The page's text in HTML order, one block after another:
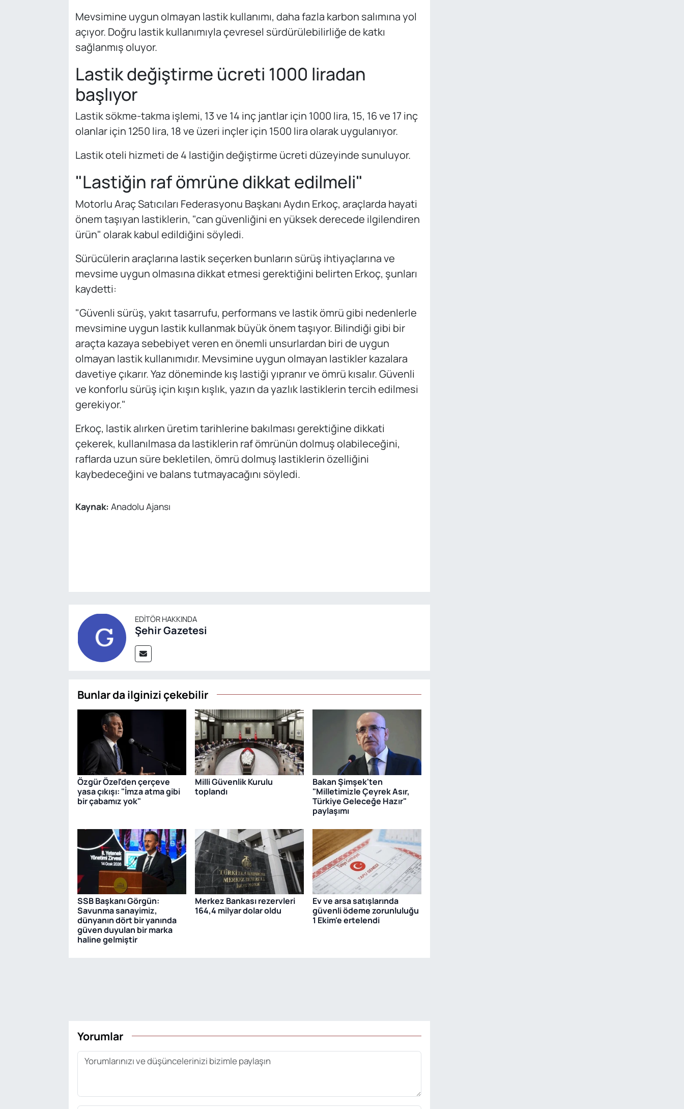
Mevsimine uygun olmayan lastik kullanımı, daha fazla karbon salımına yol
açıyor. Doğru lastik kullanımıyla çevresel sürdürülebilirliğe de katkı
sağlanmış oluyor.
Lastik değiştirme ücreti 1000 liradan
başlıyor
Lastik sökme-takma işlemi, 13 ve 14 inç jantlar için 1000 lira, 15, 16 ve 17 inç
olanlar için 1250 lira, 18 ve üzeri inçler için 1500 lira olarak uygulanıyor.
Lastik oteli hizmeti de 4 lastiğin değiştirme ücreti düzeyinde sunuluyor.
"Lastiğin raf ömrüne dikkat edilmeli"
Motorlu Araç Satıcıları Federasyonu Başkanı Aydın Erkoç, araçlarda hayati
önem taşıyan lastiklerin, "can güvenliğini en yüksek derecede ilgilendiren
ürün" olarak kabul edildiğini söyledi.
Sürücülerin araçlarına lastik seçerken bunların sürüş ihtiyaçlarına ve
mevsime uygun olmasına dikkat etmesi gerektiğini belirten Erkoç, şunları
kaydetti:
"Güvenli sürüş, yakıt tasarrufu, performans ve lastik ömrü gibi nedenlerle
mevsimine uygun lastik kullanmak büyük önem taşıyor. Bilindiği gibi bir
araçta kazaya sebebiyet veren en önemli unsurlardan biri de uygun
olmayan lastik kullanımıdır. Mevsimine uygun olmayan lastikler kazalara
davetiye çıkarır. Yaz döneminde kış lastiği yıpranır ve ömrü kısalır. Güvenli
ve konforlu sürüş için kışın kışlık, yazın da yazlık lastiklerin tercih edilmesi
gerekiyor."
Erkoç, lastik alırken üretim tarihlerine bakılması gerektiğine dikkati
çekerek, kullanılmasa da lastiklerin raf ömrünün dolmuş olabileceğini,
raflarda uzun süre bekletilen, ömrü dolmuş lastiklerin özelliğini
kaybedeceğini ve balans tutmayacağını söyledi.
Kaynak: Anadolu Ajansı
EDITÖR HAKKINDA
Şehir Gazetesi
Bunlar da ilginizi çekebilir
Özgür Özel'den çerçeve
yasa çıkışı: "İmza atma gibi
bir çabamız yok"
Milli Güvenlik Kurulu
toplandı
Bakan Şimşek'ten
"Milletimizle Çeyrek Asır,
Türkiye Geleceğe Hazır"
paylaşımı
SSB Başkanı Görgün:
Savunma sanayimiz,
dünyanın dört bir yanında
güven duyulan bir marka
haline gelmiştir
Merkez Bankası rezervleri
164,4 milyar dolar oldu
Ev ve arsa satışlarında
güvenli ödeme zorunluluğu
1 Ekim'e ertelendi
Yorumlar